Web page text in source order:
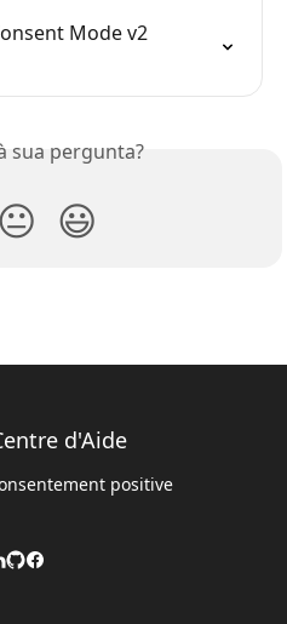
Mode v2
sua pergunta?
😐 😃
d'Aide
positive